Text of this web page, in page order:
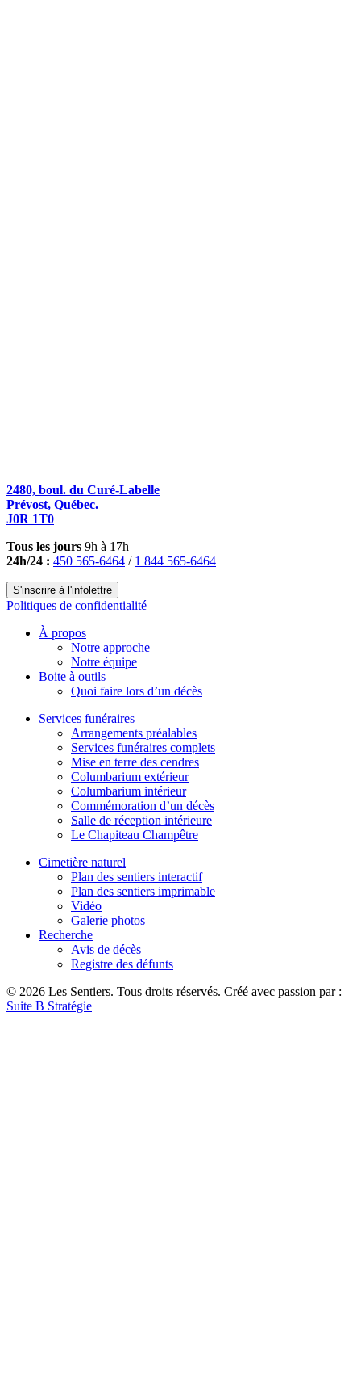
2480, boul. du Curé-Labelle
Prévost, Québec.
J0R 1T0
Tous les jours 9h à 17h
24h/24 : 450 565-6464 / 1 844 565-6464
S'inscrire à l'infolettre
Politiques de confidentialité
À propos
Notre approche
Notre équipe
Boite à outils
Quoi faire lors d’un décès
Services funéraires
Arrangements préalables
Services funéraires complets
Mise en terre des cendres
Columbarium extérieur
Columbarium intérieur
Commémoration d’un décès
Salle de réception intérieure
Le Chapiteau Champêtre
Cimetière naturel
Plan des sentiers interactif
Plan des sentiers imprimable
Vidéo
Galerie photos
Recherche
Avis de décès
Registre des défunts
© 2026 Les Sentiers. Tous droits réservés. Créé avec passion par :
Suite B Stratégie